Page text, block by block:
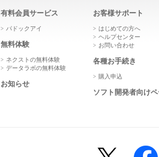
有料会員サービス
パドックアイ
無料体験
ネクストの無料体験
データラボの無料体験
お知らせ
お客様サポート
はじめての方へ
ヘルプセンター
お問い合わせ
各種お手続き
購入申込
ソフト開発者向け